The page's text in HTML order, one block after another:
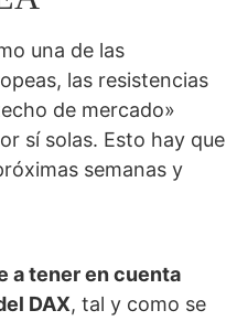
una de las
las resistencias
de mercado»
sí solas. Esto hay que
semanas y
a tener en cuenta
DAX, tal y como se